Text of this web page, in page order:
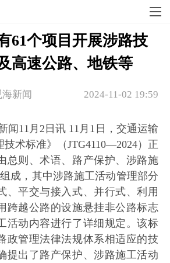
61个项目开展涉路技
高速公路、地铁等
2024-11-02 19:59
新闻
闻11月2日讯 11月1日，交通运输
术标准》（JTG4110—2024）正
总则、术语、路产保护、涉路施
成，其中涉路施工活动管理部分
、平交与接入式、并行式、利用
跨越公路的设施悬挂非公路标志
活动内容进行了详细规定。该标
政管理法律法规体系相适应的技
提出了路产保护、涉路施工活动